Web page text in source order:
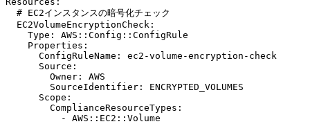
  # EC2インスタンスの暗号化チェック
  EC2VolumeEncryptionCheck:
    Type: AWS::Config::ConfigRule
    Properties:
      ConfigRuleName: ec2-volume-encryption-check
      Source:
        Owner: AWS
        SourceIdentifier: ENCRYPTED_VOLUMES
      Scope:
        ComplianceResourceTypes:
          - AWS::EC2::Volume